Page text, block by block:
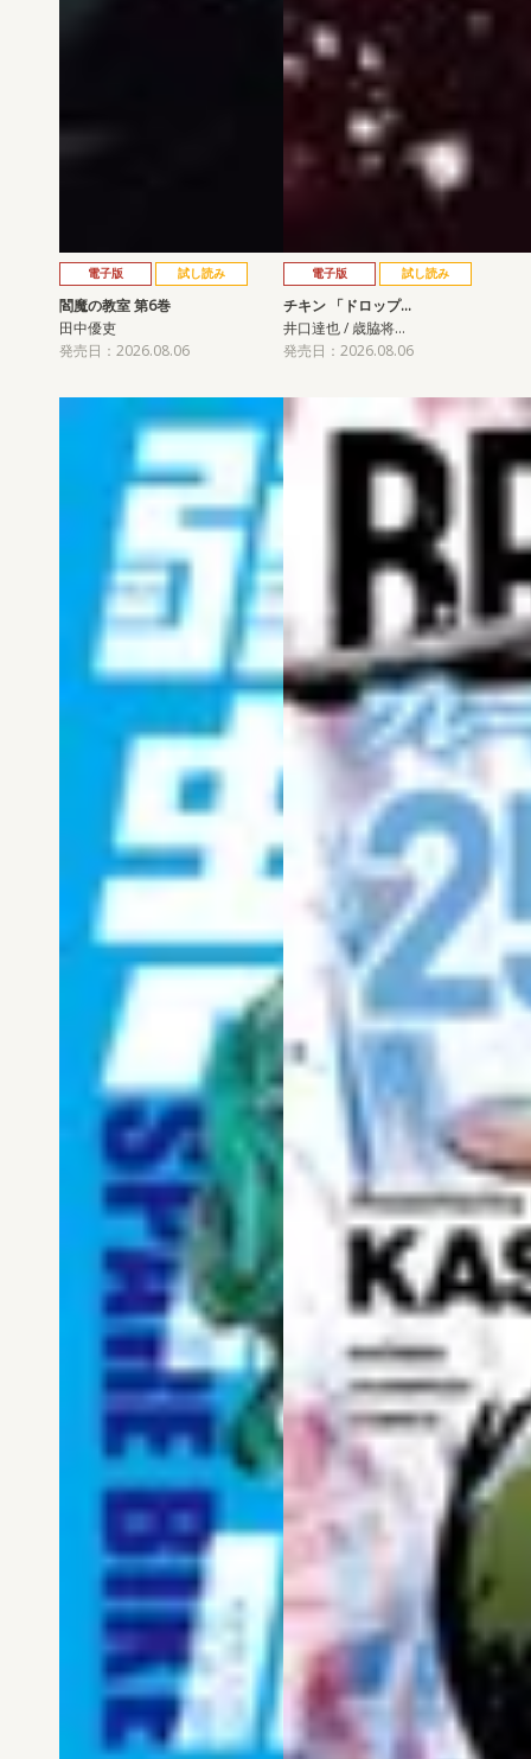
電子版 試し読み
閻魔の教室 第6巻
田中優吏
発売日：2026.08.06
電子版 試し読み
チキン 「ドロップ…
井口達也 / 歳脇将…
発売日：2026.08.06